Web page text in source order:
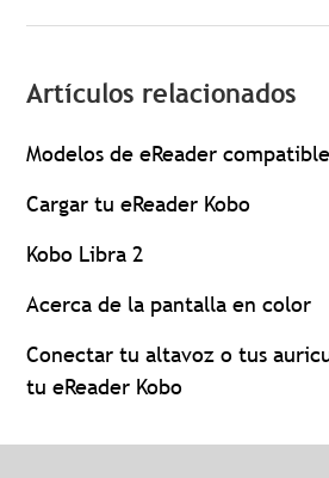
Artículos relacionados
Modelos de eReader
Cargar tu eReader Kobo
Kobo Libra 2
Acerca de la pantalla en color
Conectar tu altavoz o tus
tu eReader Kobo